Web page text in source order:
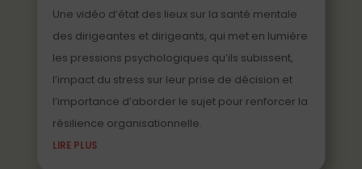
Une vidéo d’état des lieux sur la santé mentale
des dirigeantes et dirigeants, qui met en lumière
les pressions psychologiques qu’ils subissent,
l’impact du stress sur leur prise de décision et
l’importance d’aborder le sujet pour renforcer la
résilience organisationnelle.
LIRE PLUS